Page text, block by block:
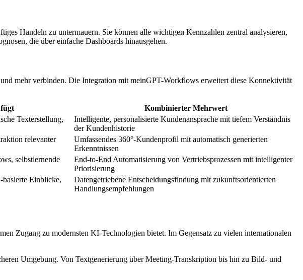
Handeln zu untermauern. Sie können alle wichtigen Kennzahlen zentral analysieren,
die über einfache Dashboards hinausgehen.
mehr verbinden. Die Integration mit meinGPT-Workflows erweitert diese Konnektivität
Kombinierter Mehrwert
Texterstellung,
Intelligente, personalisierte Kundenansprache mit tiefem Verständnis
der Kundenhistorie
relevanter
Umfassendes 360°-Kundenprofil mit automatisch generierten
Erkenntnissen
selbstlernende
End-to-End Automatisierung von Vertriebsprozessen mit intelligenter
Priorisierung
Einblicke,
Datengetriebene Entscheidungsfindung mit zukunftsorientierten
Handlungsempfehlungen
Zugang zu modernsten KI-Technologien bietet. Im Gegensatz zu vielen internationalen
Umgebung. Von Textgenerierung über Meeting-Transkription bis hin zu Bild- und